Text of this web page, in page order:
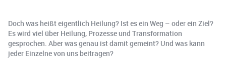
Doch was heißt eigentlich Heilung? Ist es ein Weg – oder ein Ziel?
Es wird viel über Heilung, Prozesse und Transformation
gesprochen. Aber was genau ist damit gemeint? Und was kann
jeder Einzelne von uns beitragen?